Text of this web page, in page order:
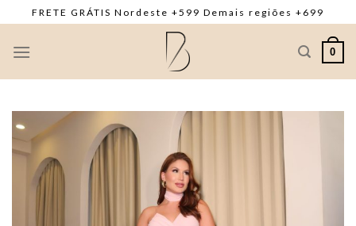
to
content
FRETE GRÁTIS Nordeste +599 Demais regiões +699
0